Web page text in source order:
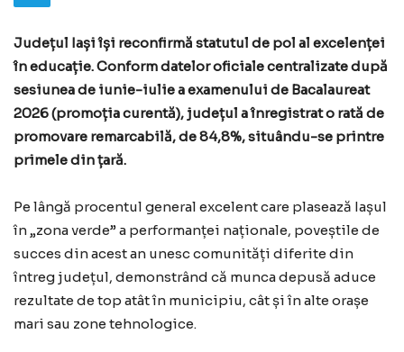
Județul Iași își reconfirmă statutul de pol al excelenței
în educație. Conform datelor oficiale centralizate după
sesiunea de iunie-iulie a examenului de Bacalaureat
2026 (promoția curentă), județul a înregistrat o rată de
promovare remarcabilă, de 84,8%, situându-se printre
primele din țară.
Pe lângă procentul general excelent care plasează Iașul
în „zona verde” a performanței naționale, poveștile de
succes din acest an unesc comunități diferite din
întreg județul, demonstrând că munca depusă aduce
rezultate de top atât în municipiu, cât și în alte orașe
mari sau zone tehnologice.